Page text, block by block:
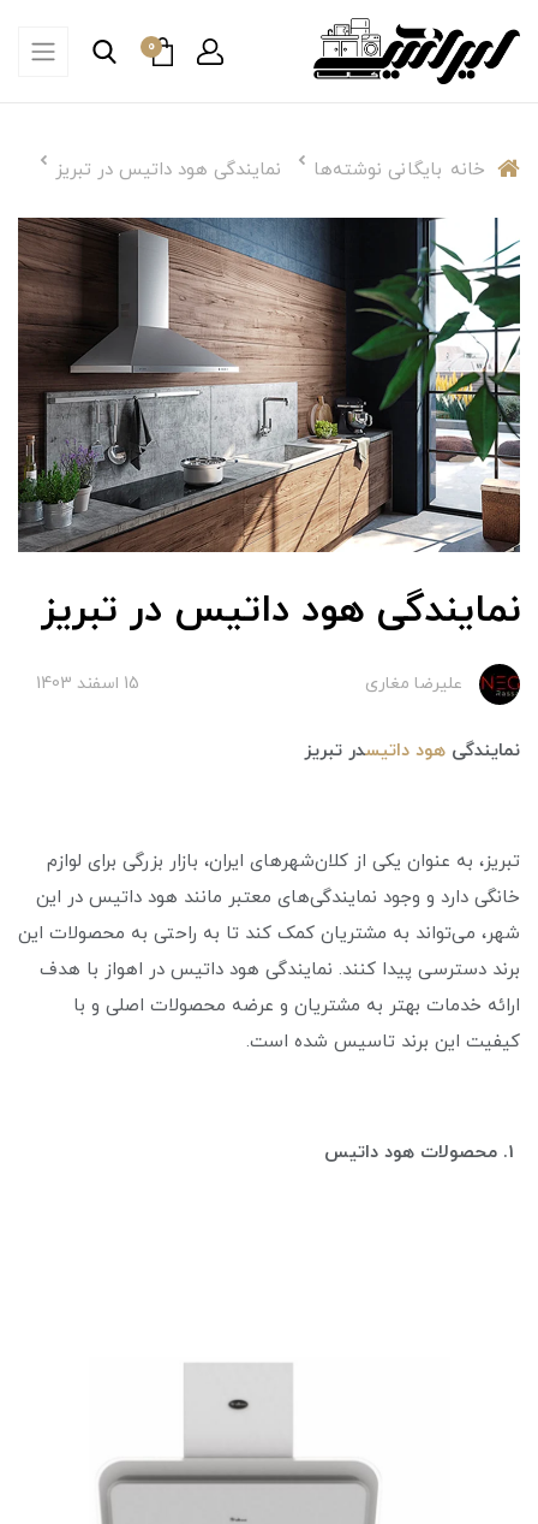
0
خانه بایگانی نوشته‌ها نمایندگی هود داتیس در تبریز
نمایندگی هود داتیس در تبریز
علیرضا مغاری 15 اسفند 1403
نمایندگی هود داتیسدر تبریز
تبریز، به عنوان یکی از کلان‌شهرهای ایران، بازار بزرگی برای لوازم
خانگی دارد و وجود نمایندگی‌های معتبر مانند هود داتیس در این
شهر، می‌تواند به مشتریان کمک کند تا به راحتی به محصولات این
برند دسترسی پیدا کنند. نمایندگی هود داتیس در اهواز با هدف
ارائه خدمات بهتر به مشتریان و عرضه محصولات اصلی و با
کیفیت این برند تاسیس شده است.
1. محصولات هود داتیس